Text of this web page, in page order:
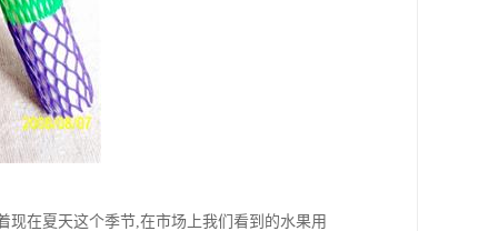
在夏天这个季节,在市场上我们看到的水果用